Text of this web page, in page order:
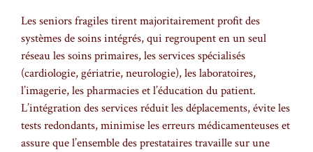
Les seniors fragiles tirent majoritairement profit des
systèmes de soins intégrés, qui regroupent en un seul
réseau les soins primaires, les services spécialisés
(cardiologie, gériatrie, neurologie), les laboratoires,
l’imagerie, les pharmacies et l’éducation du patient.
L’intégration des services réduit les déplacements, évite les
tests redondants, minimise les erreurs médicamenteuses et
assure que l’ensemble des prestataires travaille sur une